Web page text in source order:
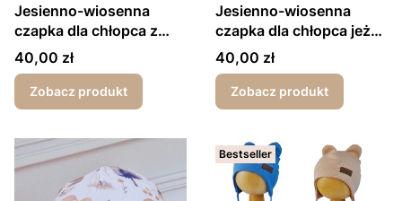
Jesienno-wiosenna
czapka dla chłopca z
wywinięciem
Cena
40,00 zł
Zobacz produkt
Jesienno-wiosenna
czapka dla chłopca jeżyk
na motorze
Cena
40,00 zł
Zobacz produkt
Bestseller